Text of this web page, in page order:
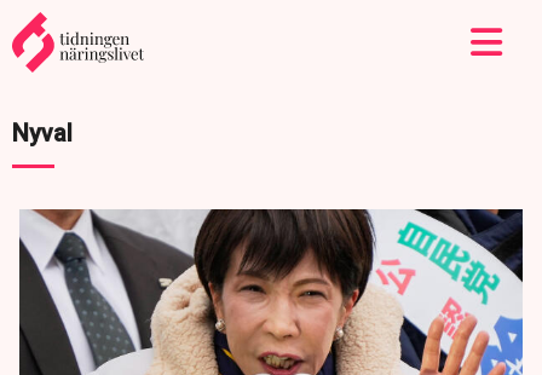
Nyval